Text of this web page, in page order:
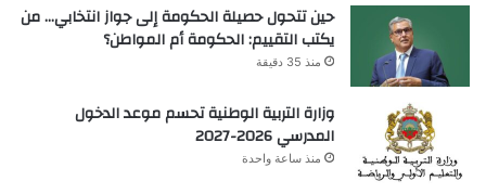
حين تتحول حصيلة الحكومة إلى جواز انتخابي… من
يكتب التقييم: الحكومة أم المواطن؟
منذ 35 دقيقة
وزارة التربية الوطنية تحسم موعد الدخول
المدرسي 2026-2027
منذ ساعة واحدة